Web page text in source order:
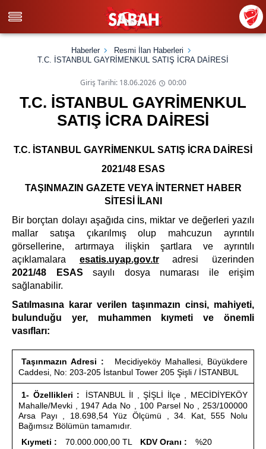
Haberler
Resmi İlan Haberleri
T.C. İSTANBUL GAYRİMENKUL SATIŞ İCRA DAİRESİ
Giriş Tarihi: 18.06.2026 00:00
T.C. İSTANBUL GAYRİMENKUL
SATIŞ İCRA DAİRESİ
T.C. İSTANBUL GAYRİMENKUL SATIŞ İCRA DAİRESİ
2021/48 ESAS
TAŞINMAZIN GAZETE VEYA İNTERNET HABER
SİTESİ İLANI
Bir borçtan dolayı aşağıda cins, miktar ve değerleri yazılı
mallar satışa çıkarılmış olup mahcuzun ayrıntılı
görsellerine, artırmaya ilişkin şartlara ve ayrıntılı
açıklamalara esatis.uyap.gov.tradresi üzerinden
2021/48 ESAS sayılı dosya numarası ile erişim
sağlanabilir.
Satılmasına karar verilen taşınmazın cinsi, mahiyeti,
bulunduğu yer, muhammen kıymeti ve önemli
vasıfları:
Taşınmazın Adresi :
Mecidiyeköy Mahallesi, Büyükdere
Caddesi, No: 203-205 İstanbul Tower 205 Şişli / İSTANBUL
1- Özellikleri :
İSTANBUL İl , ŞİŞLİ İlçe , MECİDİYEKÖY
Mahalle/Mevki , 1947 Ada No , 100 Parsel No , 253/100000
Arsa Payı , 18.698,54 Yüz Ölçümü , 34. Kat, 555 Nolu
Bağımsız Bölümün tamamıdır.
Kıymeti :
70.000.000,00 TL KDV Oranı : %20